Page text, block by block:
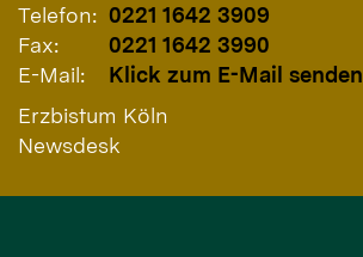
Telefon: 0221 1642 3909
Fax:
0221 1642 3990
E-Mail:
Klick zum E-Mail senden
Erzbistum Köln
Newsdesk